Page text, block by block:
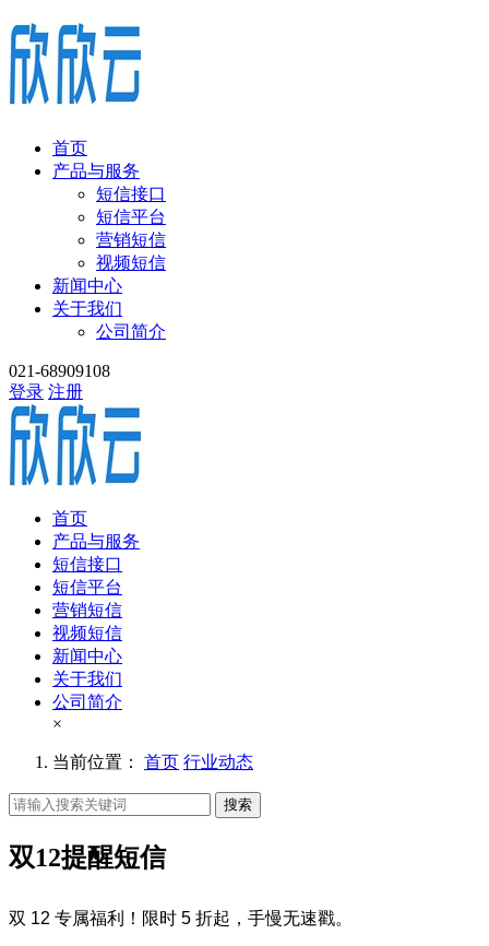
首页
产品与服务
短信接口
短信平台
营销短信
视频短信
新闻中心
关于我们
公司简介
021-68909108
登录 注册
首页
产品与服务
短信接口
短信平台
营销短信
视频短信
新闻中心
关于我们
公司简介
×
当前位置： 首页 行业动态
搜索
双12提醒短信
双 12 专属福利！限时 5 折起，手慢无速戳。